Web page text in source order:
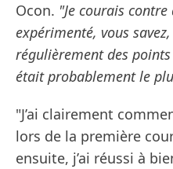
Ocon. "Je courais contre
expérimenté, vous
régulièrement des
était probablement le
"J’ai clairement
lors de la première
ensuite, j’ai réussi à